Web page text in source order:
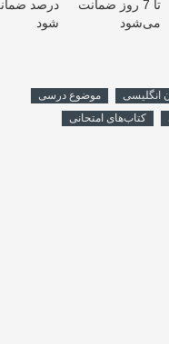
انگلیسی
موضوع درسی
کتاب‌های امتحانی